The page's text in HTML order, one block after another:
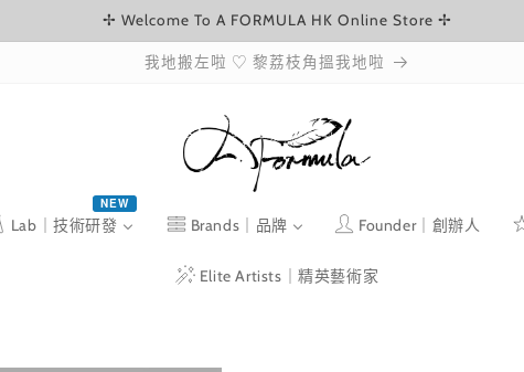
✢ Welcome To A FORMULA HK Online Store ✢
我地搬左啦 ♡ 黎荔枝角搵我地啦
Lab｜技術研發
NEW
Brands｜品牌 Founder｜創辦人
Elite Artists｜精英藝術家